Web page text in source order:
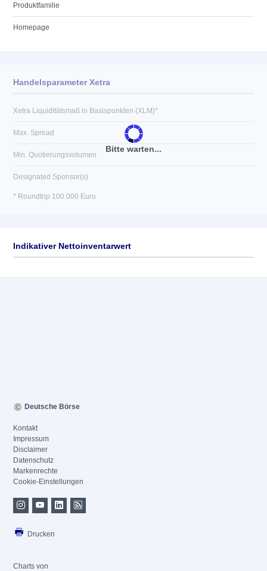
Produktfamilie
Homepage
Bitte warten...
Handelsparameter Xetra
Xetra Liquiditätsmaß in Basispunkten (XLM)*
Max. Spread
Min. Quotierungsvolumen
Designated Sponsor(s)
* Roundtrip 100.000 Euro
Indikativer Nettoinventarwert
Deutsche Börse
Kontakt
Impressum
Disclaimer
Datenschutz
Markenrechte
Cookie-Einstellungen
Drucken
Charts von